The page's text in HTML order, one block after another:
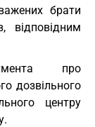
брати
відповідним
про
дозвільного
центру